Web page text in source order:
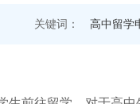
关键词： 高中留学